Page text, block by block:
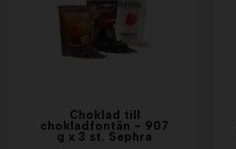
Choklad till
chokladfontän - 907
g x 3 st. Sephra